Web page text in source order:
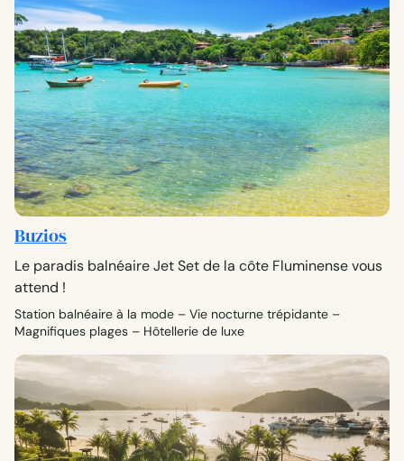
Buzios
Le paradis balnéaire Jet Set de la côte Fluminense vous
attend !
Station balnéaire à la mode – Vie nocturne trépidante –
Magnifiques plages – Hôtellerie de luxe